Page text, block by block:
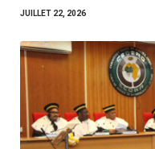
JUILLET 22, 2026